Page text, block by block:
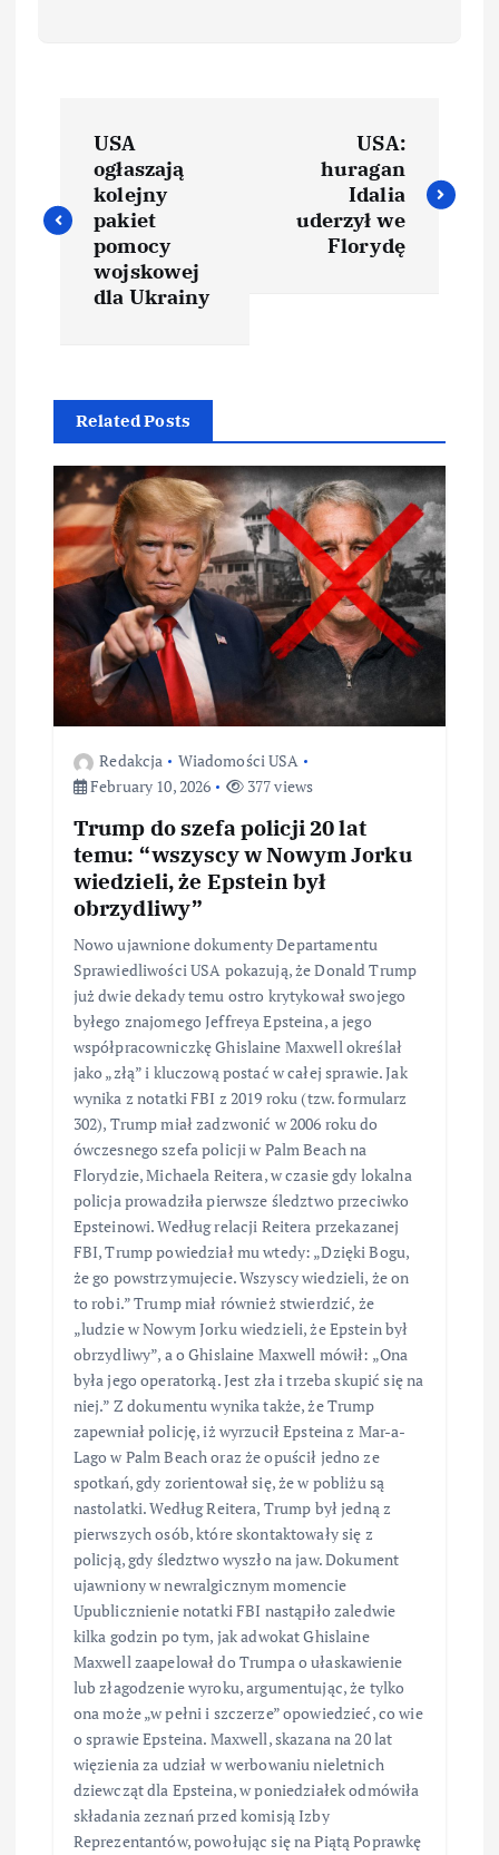
USA
ogłaszają
kolejny
pakiet
pomocy
wojskowej
dla Ukrainy
USA:
huragan
Idalia
uderzył we
Florydę
Related Posts
Redakcja
Wiadomości USA
February 10, 2026
377 views
Trump do szefa policji 20 lat
temu: “wszyscy w Nowym Jorku
wiedzieli, że Epstein był
obrzydliwy”
Nowo ujawnione dokumenty Departamentu
Sprawiedliwości USA pokazują, że Donald Trump
już dwie dekady temu ostro krytykował swojego
byłego znajomego Jeffreya Epsteina, a jego
współpracowniczkę Ghislaine Maxwell określał
jako „złą” i kluczową postać w całej sprawie. Jak
wynika z notatki FBI z 2019 roku (tzw. formularz
302), Trump miał zadzwonić w 2006 roku do
ówczesnego szefa policji w Palm Beach na
Florydzie, Michaela Reitera, w czasie gdy lokalna
policja prowadziła pierwsze śledztwo przeciwko
Epsteinowi. Według relacji Reitera przekazanej
FBI, Trump powiedział mu wtedy: „Dzięki Bogu,
że go powstrzymujecie. Wszyscy wiedzieli, że on
to robi.” Trump miał również stwierdzić, że
„ludzie w Nowym Jorku wiedzieli, że Epstein był
obrzydliwy”, a o Ghislaine Maxwell mówił: „Ona
była jego operatorką. Jest zła i trzeba skupić się na
niej.” Z dokumentu wynika także, że Trump
zapewniał policję, iż wyrzucił Epsteina z Mar-a-
Lago w Palm Beach oraz że opuścił jedno ze
spotkań, gdy zorientował się, że w pobliżu są
nastolatki. Według Reitera, Trump był jedną z
pierwszych osób, które skontaktowały się z
policją, gdy śledztwo wyszło na jaw. Dokument
ujawniony w newralgicznym momencie
Upublicznienie notatki FBI nastąpiło zaledwie
kilka godzin po tym, jak adwokat Ghislaine
Maxwell zaapelował do Trumpa o ułaskawienie
lub złagodzenie wyroku, argumentując, że tylko
ona może „w pełni i szczerze” opowiedzieć, co wie
o sprawie Epsteina. Maxwell, skazana na 20 lat
więzienia za udział w werbowaniu nieletnich
dziewcząt dla Epsteina, w poniedziałek odmówiła
składania zeznań przed komisją Izby
Reprezentantów, powołując się na Piątą Poprawkę